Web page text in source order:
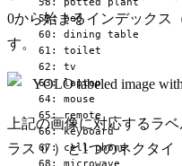
  59: bed
  60: dining table
  61: toilet
  62: tv
  63: laptop
  64: mouse
  65: remote
  66: keyboard
  67: cell phone
  68: microwave
0から始まるインデックス
す。
上記の画像に対応するラ
ラス 0 ）と1つのネクタイ